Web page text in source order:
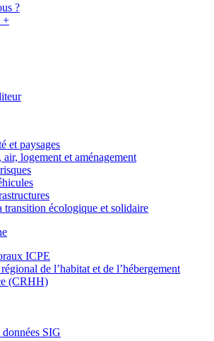
?
+
et paysages
logement et aménagement
transition écologique et solidaire
ICPE
de l’habitat et de l’hébergement
(CRHH)
SIG